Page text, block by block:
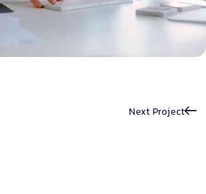
Next Project